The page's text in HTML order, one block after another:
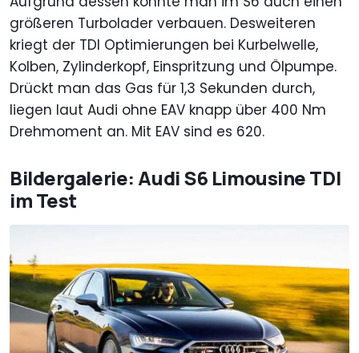
größeren Turbolader verbauen. Desweiteren
kriegt der TDI Optimierungen bei Kurbelwelle,
Kolben, Zylinderkopf, Einspritzung und Ölpumpe.
Drückt man das Gas für 1,3 Sekunden durch,
liegen laut Audi ohne EAV knapp über 400 Nm
Drehmoment an. Mit EAV sind es 620.
Bildergalerie: Audi S6 Limousine TDI
im Test